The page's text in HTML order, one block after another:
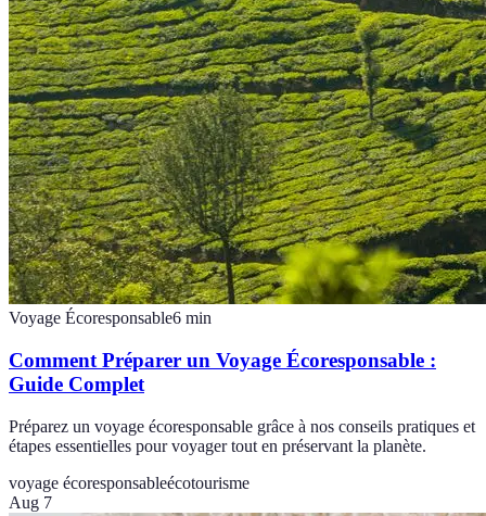
Voyage Écoresponsable6 min
Comment Préparer un Voyage Écoresponsable :
Guide Complet
Préparez un voyage écoresponsable grâce à nos conseils pratiques et
étapes essentielles pour voyager tout en préservant la planète.
voyage écoresponsableécotourisme
Aug 7